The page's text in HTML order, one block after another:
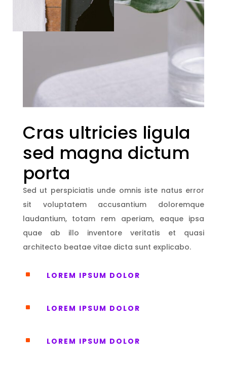
Cras ultricies ligula
sed magna dictum
porta
Sed ut perspiciatis unde omnis iste natus error
sit voluptatem accusantium doloremque
laudantium, totam rem aperiam, eaque ipsa
quae ab illo inventore veritatis et quasi
architecto beatae vitae dicta sunt explicabo.
^ LOREM IPSUM DOLOR
^ LOREM IPSUM DOLOR
^ LOREM IPSUM DOLOR